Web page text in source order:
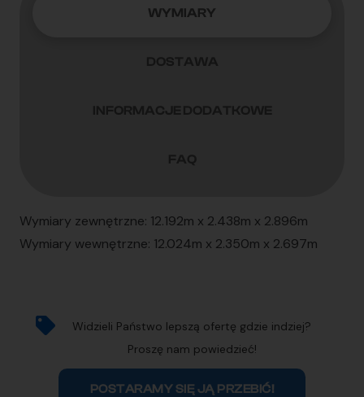
WYMIARY
Wymiary zewnętrzne: 12.192m x 2.438m x 2.896m
Wymiary wewnętrzne: 12.024m x 2.350m x 2.697m
Widzieli Państwo lepszą ofertę gdzie indziej?
Proszę nam powiedzieć!
POSTARAMY SIĘ JĄ PRZEBIĆ!